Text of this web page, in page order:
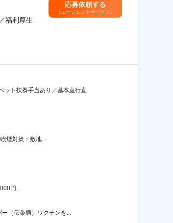
福利厚生
応募依頼する
（エージェントサービス）
ット扶養手当あり／基本直行直
煙対策：敷地...
円...
（伝染病）ワクチンを...